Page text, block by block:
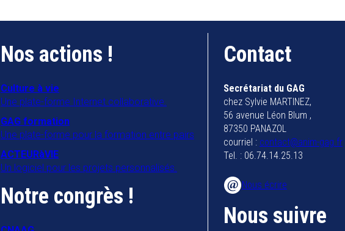
Nos actions !
Culture à vie
Une plate-forme Internet collaborative.
GAG formation
Une plate-forme pour la formation entre pairs
ACTEURàVIE
Un logiciel pour les projets personnalisés.
Notre congrès !
Contact
Secrétariat du GAG
chez Sylvie MARTINEZ,
56 avenue Léon Blum ,
87350 PANAZOL
courriel : contact@anim-gag.fr
Tel. : 06.74.14.25.13
Nous écrire
Nous suivre